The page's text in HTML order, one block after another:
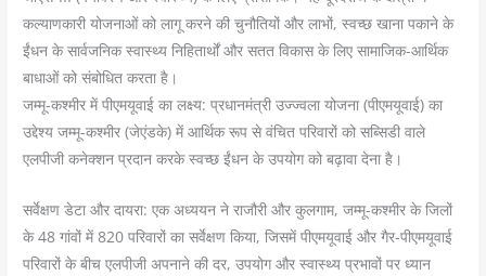
कल्याणकारी योजनाओं को लागू करने की चुनौतियों और लाभों, स्वच्छ खाना पकाने के
ईंधन के सार्वजनिक स्वास्थ्य निहितार्थों और सतत विकास के लिए सामाजिक-आर्थिक
बाधाओं को संबोधित करता है।
जम्मू-कश्मीर में पीएमयूवाई का लक्ष्य: प्रधानमंत्री उज्ज्वला योजना (पीएमयूवाई) का
उद्देश्य जम्मू-कश्मीर (जेएंडके) में आर्थिक रूप से वंचित परिवारों को सब्सिडी वाले
एलपीजी कनेक्शन प्रदान करके स्वच्छ ईंधन के उपयोग को बढ़ावा देना है।
सर्वेक्षण डेटा और दायरा: एक अध्ययन ने राजौरी और कुलगाम, जम्मू-कश्मीर के जिलों
के 48 गांवों में 820 परिवारों का सर्वेक्षण किया, जिसमें पीएमयूवाई और गैर-पीएमयूवाई
परिवारों के बीच एलपीजी अपनाने की दर, उपयोग और स्वास्थ्य प्रभावों पर ध्यान